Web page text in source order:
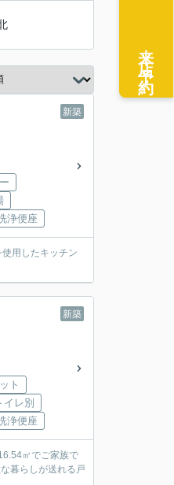
新築
浄便座
用したキッチン
新築
ト
イレ別
浄便座
㎡でご家族で
暮らしが送れる戸
来店予約